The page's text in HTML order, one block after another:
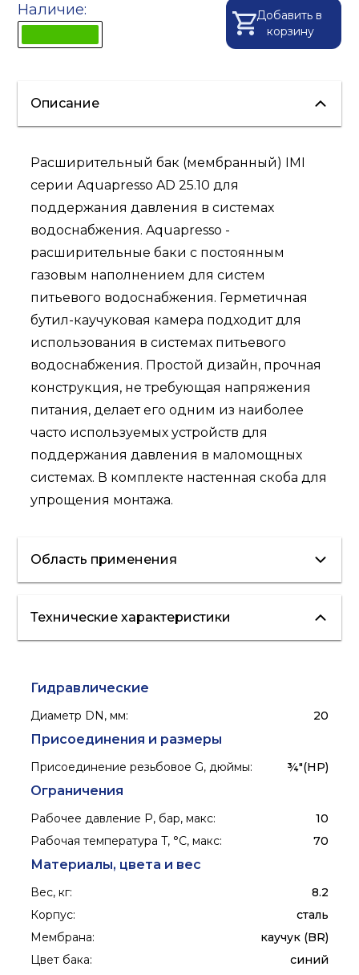
Наличие:
Добавить в
корзину
Описание
Расширительный бак (мембранный) IMI
серии Aquapresso AD 25.10 для
поддержания давления в системах
водоснабжения. Aquapresso -
расширительные баки с постоянным
газовым наполнением для систем
питьевого водоснабжения. Герметичная
бутил-каучуковая камера подходит для
использования в системах питьевого
водоснабжения. Простой дизайн, прочная
конструкция, не требующая напряжения
питания, делает его одним из наиболее
часто используемых устройств для
поддержания давления в маломощных
системах. В комплекте настенная скоба для
упрощения монтажа.
Область применения
водоснабжение
Технические характеристики
Гидравлические
Диаметр DN, мм: 20
Присоединения и размеры
Присоединение резьбовое G, дюймы: ¾"(НР)
Ограничения
Рабочее давление P, бар, макс:
10
Рабочая температура T, °C, макс: 70
Материалы, цвета и вес
Вес, кг:
8.2
Корпус:
сталь
Мембрана:
каучук (BR)
Цвет бака: синий